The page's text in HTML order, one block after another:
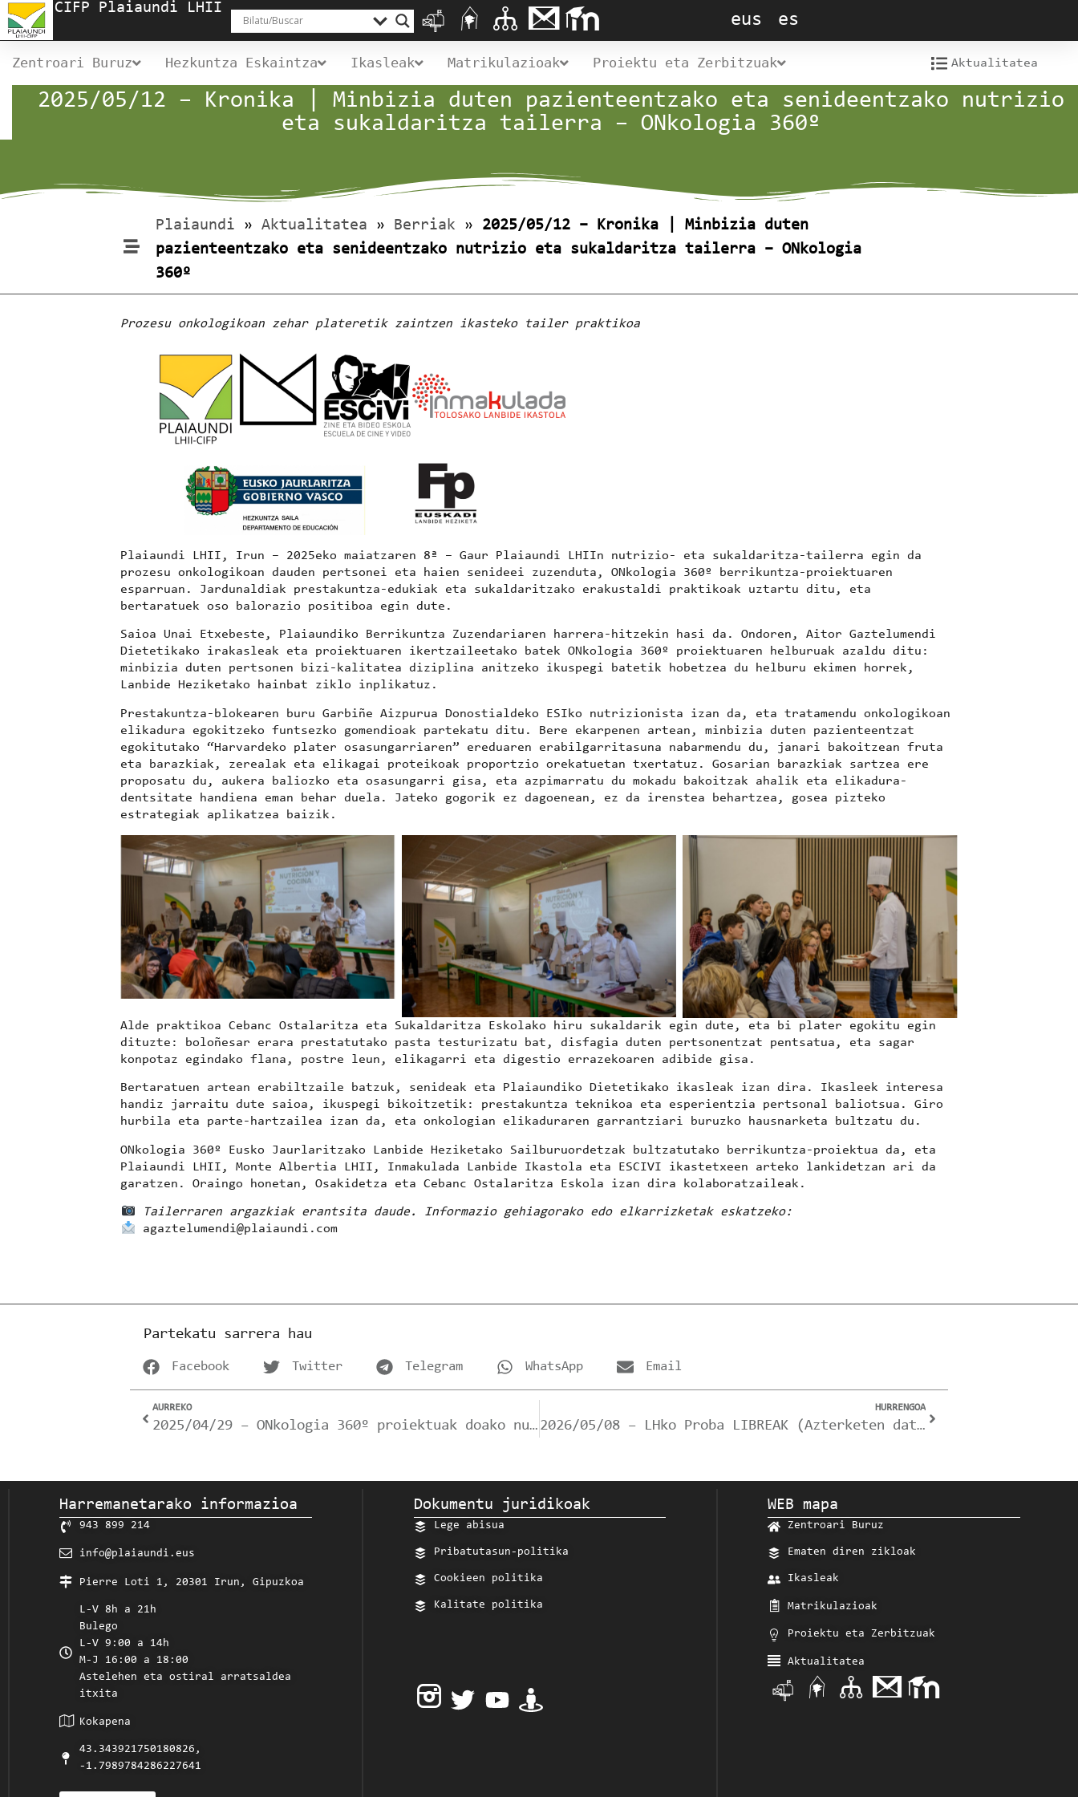
CIFP Plaiaundi LHII
eus es
Zentroari Buruz Hezkuntza Eskaintza Ikasleak Matrikulazioak Proiektu eta Zerbitzuak Aktualitatea
2025/05/12 – Kronika | Minbizia duten pazienteentzako eta senideentzako nutrizio
eta sukaldaritza tailerra – ONkologia 360º
Plaiaundi »Aktualitatea » Berriak » 2025/05/12 – Kronika | Minbizia duten
pazienteentzako eta senideentzako nutrizio eta sukaldaritza tailerra – ONkologia
360º
Prozesu onkologikoan zehar plateretik zaintzen ikasteko tailer praktikoa
Plaiaundi LHII, Irun – 2025eko maiatzaren 8ª –Gaur Plaiaundi LHIIn nutrizio- eta sukaldaritza-tailerra egin da
prozesu onkologikoan dauden pertsonei eta haien senideei zuzenduta,ONkologia 360º
berrikuntza-proiektuaren
esparruan. Jardunaldiak prestakuntza-edukiak eta sukaldaritzako erakustaldi praktikoak uztartu ditu, eta
bertaratuek oso balorazio positiboa egin dute.
SaioaUnai Etxebeste , Plaiaundiko Berrikuntza Zuzendariaren harrera-hitzekin hasi da. Ondoren,Aitor Gaztelumendi
Dietetikako irakasleak eta proiektuaren ikertzaileetako batekONkologia 360º proiektuaren helburuak azaldu ditu:
minbizia duten pertsonen bizi-kalitatea diziplina anitzeko ikuspegi batetik hobetzea du helburu ekimen horrek,
Lanbide Heziketako hainbat ziklo inplikatuz.
Prestakuntza-blokearen buruGarbiñe Aizpurua Donostialdeko ESIko nutrizionista izan da, eta tratamendu onkologikoan
elikadura egokitzeko funtsezko gomendioak partekatu ditu. Bere ekarpenen artean, minbizia duten pazienteentzat
egokitutako“Harvardeko plater osasungarriaren” ereduaren erabilgarritasuna nabarmendu du, janari bakoitzean fruta
eta barazkiak, zerealak eta elikagai proteikoak proportzio orekatuetan txertatuz. Gosarian barazkiak sartzea ere
proposatu du, aukera baliozko eta osasungarri gisa, eta azpimarratu dumokadu bakoitzak ahalik eta elikadura-
dentsitate handiena eman behar duela . Jateko gogorik ez dagoenean, ez da irenstea behartzea, gosea pizteko
estrategiak aplikatzea baizik.
No Caption
No Caption No Caption
Alde praktikoaCebanc Ostalaritza eta Sukaldaritza Eskolako hiru sukaldarik egin dute, eta bi plater egokitu egin
dituzte: boloñesar erara prestatutako pasta testurizatu bat, disfagia duten pertsonentzat pentsatua, eta sagar
konpotaz egindako flana , postre leun, elikagarri eta digestio errazekoaren adibide gisa.
Bertaratuen artean erabiltzaile batzuk, senideak eta Plaiaundiko Dietetikako ikasleak izan dira. Ikasleek interesa
handiz jarraitu dute saioa, ikuspegi bikoitzetik: prestakuntza teknikoa eta esperientzia pertsonal baliotsua. Giro
hurbila eta parte-hartzailea izan da, eta onkologian elikaduraren garrantziari buruzko hausnarketa bultzatu du.
ONkologia 360º
Eusko Jaurlaritzako Lanbide Heziketako Sailburuordetzak bultzatutako berrikuntza-proiektua da, eta
Plaiaundi LHII, Monte Albertia LHII, Inmakulada Lanbide Ikastola eta ESCIVI ikastetxeen arteko lankidetzan ari da
garatzen. Oraingo honetan,Osakidetza etaCebanc Ostalaritza Eskola izan dira kolaboratzaileak.
Tailerraren argazkiak erantsita daude. Informazio gehiagorako edo elkarrizketak eskatzeko:
agaztelumendi@plaiaundi.com
Partekatu sarrera hau
Facebook Twitter Telegram WhatsApp Email
AURREKO
2025/04/29 – ONkologia 360º proiektuak doako nutrizio eta sukaldaritza tailerra antolatu du Irunen, minbizia duten pazienteentzat eta haien senideentzat
HURRENGOA
2026/05/08 – LHko Proba LIBREAK (Azterketen datak).
Harremanetarako informazioa
943 899 214
info@plaiaundi.eus
Pierre Loti 1, 20301 Irun, Gipuzkoa
L-V 8h a 21h
Bulego
L-V 9:00 a 14h
M-J 16:00 a 18:00
Astelehen eta ostiral arratsaldea
itxita
Kokapena
43.343921750180826,
-1.7989784286227641
Dokumentu juridikoak
Lege abisua
Pribatutasun-politika
Cookieen politika
Kalitate politika
WEB mapa
Zentroari Buruz
Ematen diren zikloak
Ikasleak
Matrikulazioak
Proiektu eta Zerbitzuak
Aktualitatea